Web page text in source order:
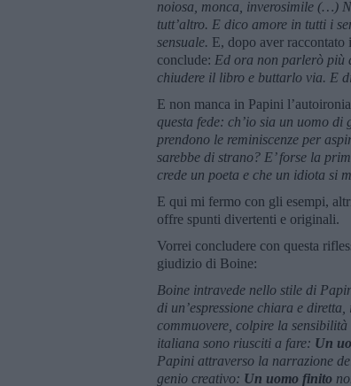
noiosa, monca, inverosimile (…)
tutt’altro. E dico amore in tutti i
sensuale. E, dopo aver
conclude: Ed ora non parlerò più
chiudere il libro e buttarlo via. E
E non manca in Papini
questa fede: ch’io sia un uomo di
prendono le reminiscenze per
sarebbe di strano? E’ forse la
crede un poeta e che un idiota si
E qui mi fermo con gli esempi,
offre spunti divertenti e originali.
Vorrei concludere con questa
giudizio di Boine:
Boine intravede nello stile di
di un’espressione chiara e
commuovere, colpire la
italiana sono riusciti a fare: Un
Papini attraverso la narrazione
genio creativo: Un uomo finito